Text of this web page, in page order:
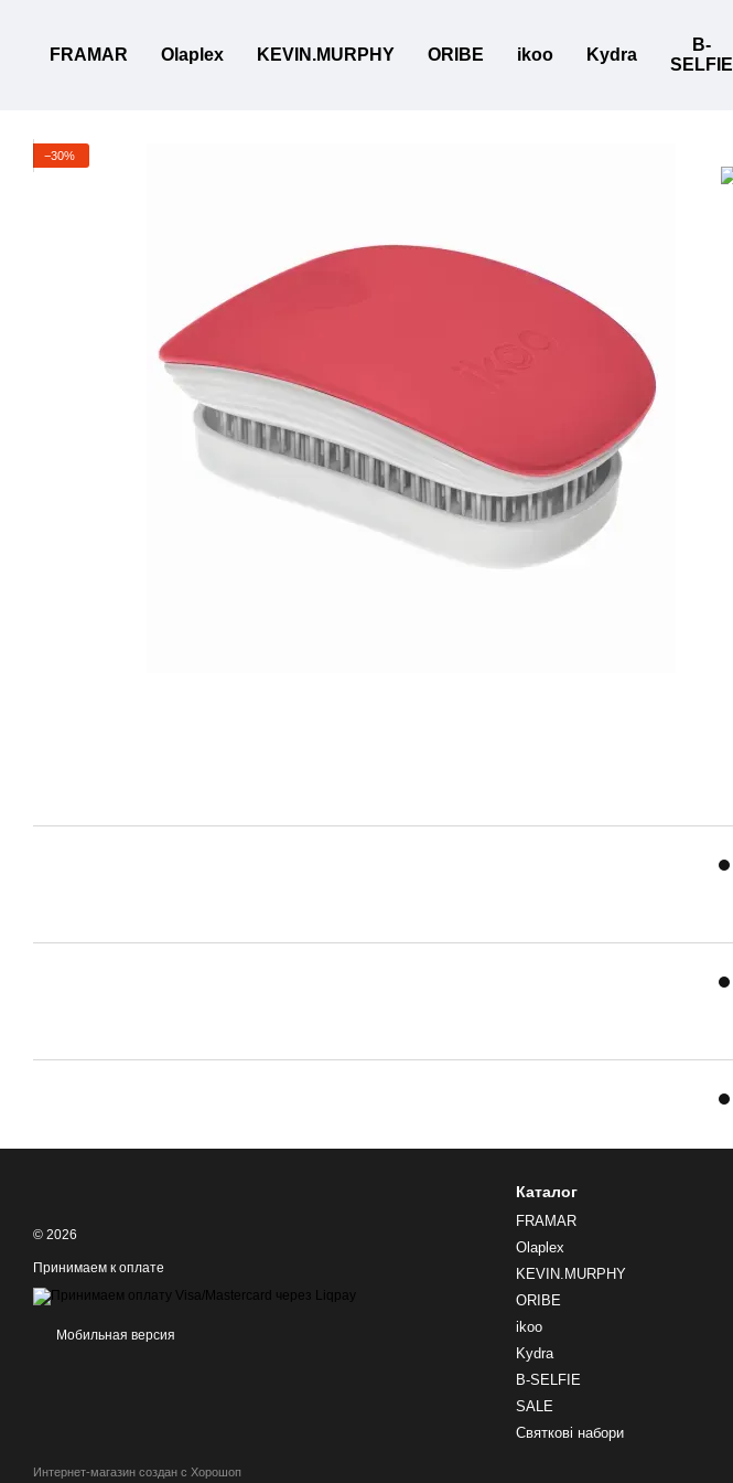
FRAMAR Olaplex KEVIN.MURPHY ORIBE ikoo Kydra
B-
SELFIE
−30%
© 2026
Принимаем к оплате
Мобильная версия
Интернет-магазин создан с Хорошоп
Каталог
FRAMAR
Olaplex
KEVIN.MURPHY
ORIBE
ikoo
Kydra
B-SELFIE
SALE
Святкові набори